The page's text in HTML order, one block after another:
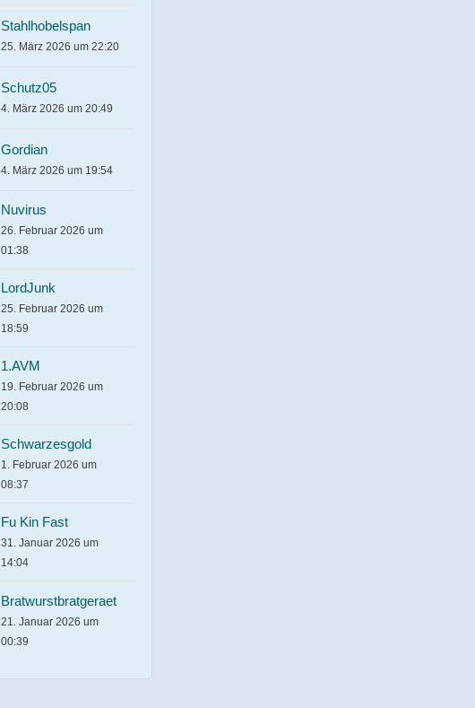
Stahlhobelspan
25. März 2026 um 22:20
Schutz05
4. März 2026 um 20:49
Gordian
4. März 2026 um 19:54
Nuvirus
26. Februar 2026 um
01:38
LordJunk
25. Februar 2026 um
18:59
1.AVM
19. Februar 2026 um
20:08
Schwarzesgold
1. Februar 2026 um
08:37
Fu Kin Fast
31. Januar 2026 um
14:04
Bratwurstbratgeraet
21. Januar 2026 um
00:39